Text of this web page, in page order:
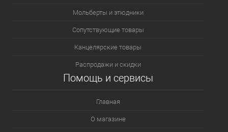
Мольберты и этюдники
Сопутствующие товары
Канцелярские товары
Распродажи и скидки
Помощь и сервисы
Главная
О магазине